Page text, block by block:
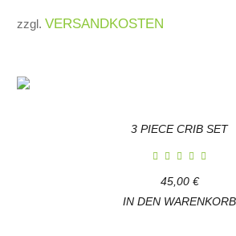
zzgl.VERSANDKOSTEN
3 PIECE CRIB SET
45,00 €
IN DEN WARENKORB